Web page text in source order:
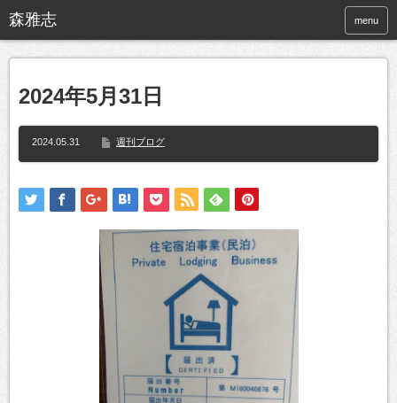
menu
2024年5月31日
2024.05.31 週刊ブログ